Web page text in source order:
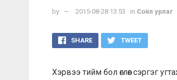
by 2015-08-28 13:53 in Соёл урлаг
SHARE TWEET
Хэрвээ тийм бол өглөөг сэргэг